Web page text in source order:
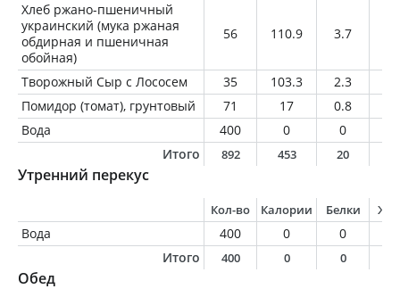
Хлеб ржано-пшеничный
украинский (мука ржаная
обдирная и пшеничная
обойная)
56 110.9 3.7
Творожный Сыр с Лососем 35 103.3 2.3
Помидор (томат), грунтовый
71 17 0.8
Вода
400 0 0
Итого
892 453 20
Утренний перекус
Кол-во Калории Белки
Вода 400 0 0
Итого
400 0 0
Обед